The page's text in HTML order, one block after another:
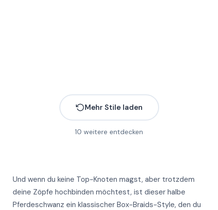
Mehr Stile laden
10 weitere entdecken
Und wenn du keine Top-Knoten magst, aber trotzdem
deine Zöpfe hochbinden möchtest, ist dieser halbe
Pferdeschwanz ein klassischer Box-Braids-Style, den du